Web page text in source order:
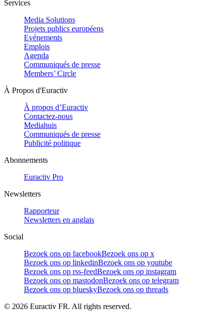
Services
Media Solutions
Projets publics européens
Evénements
Emplois
Agenda
Communiqués de presse
Members’ Circle
À Propos d'Euractiv
À propos d’Euractiv
Contactez-nous
Mediahuis
Communiqués de presse
Publicité politique
Abonnements
Euractiv Pro
Newsletters
Rapporteur
Newsletters en anglais
Social
Bezoek ons op facebookBezoek ons op x
Bezoek ons op linkedinBezoek ons op youtube
Bezoek ons op rss-feedBezoek ons op instagram
Bezoek ons op mastodonBezoek ons op telegram
Bezoek ons op blueskyBezoek ons op threads
© 2026 Euractiv FR. All rights reserved.